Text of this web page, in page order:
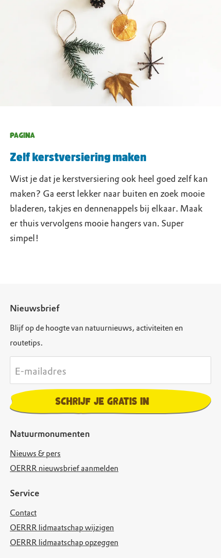
PAGINA
Zelf kerstversiering maken
Wist je dat je kerstversiering ook heel goed zelf kan
maken? Ga eerst lekker naar buiten en zoek mooie
bladeren, takjes en dennenappels bij elkaar. Maak
er thuis vervolgens mooie hangers van. Super
simpel!
Natuurmonumenten
Nieuws & pers
OERRR nieuwsbrief aanmelden
Service
Contact
OERRR lidmaatschap wijzigen
OERRR lidmaatschap opzeggen
Nieuwsbrief
Blijf op de hoogte van natuurnieuws, activiteiten en
routetips.
E-mailadres
Schrijf je gratis in